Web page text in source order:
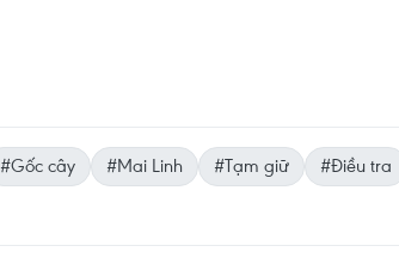
#Gốc cây #Mai Linh #Tạm giữ
#Điều tra